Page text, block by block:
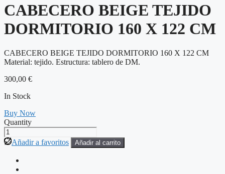
CABECERO BEIGE TEJIDO
DORMITORIO 160 X 122 CM
CABECERO BEIGE TEJIDO DORMITORIO 160 X 122 CM
Material: tejido. Estructura: tablero de DM.
300,00 €
In Stock
Buy Now
Quantity
CABECERO
BEIGE
TEJIDO
DORMITORIO
Añadir a favoritos Añadir al carrito